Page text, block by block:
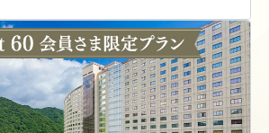
な札幌滞在をお愉しみくださ
さま限定の特別料金にてご案内